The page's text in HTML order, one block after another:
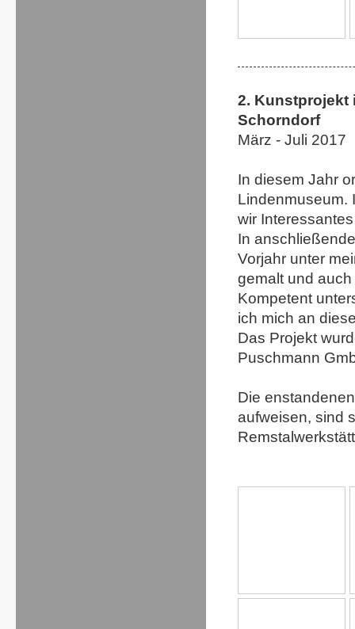
2. Kunstprojekt
Schorndorf
März - Juli 2017
In diesem Jahr
Lindenmuseum.
wir
In
Vorjahr unter
gemalt und
Kompetent
ich mich an
Das Projekt
Puschmann
Die
aufweisen, sind